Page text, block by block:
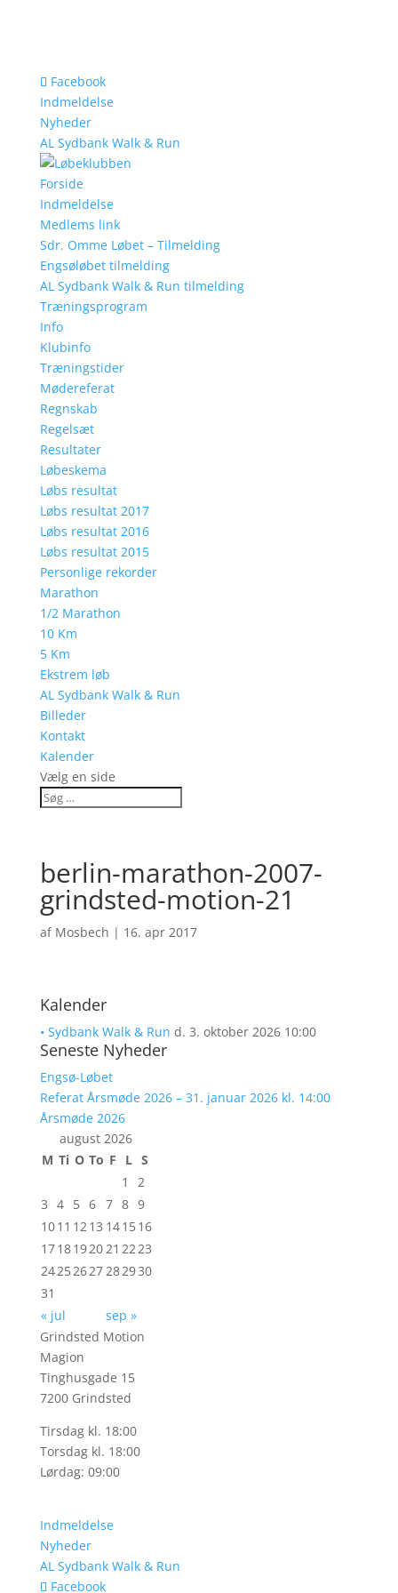
Facebook
Indmeldelse
Nyheder
AL Sydbank Walk & Run
Forside
Indmeldelse
Medlems link
Sdr. Omme Løbet – Tilmelding
Engsøløbet tilmelding
AL Sydbank Walk & Run tilmelding
Træningsprogram
Info
Klubinfo
Træningstider
Mødereferat
Regnskab
Regelsæt
Resultater
Løbeskema
Løbs resultat
Løbs resultat 2017
Løbs resultat 2016
Løbs resultat 2015
Personlige rekorder
Marathon
1/2 Marathon
10 Km
5 Km
Ekstrem løb
AL Sydbank Walk & Run
Billeder
Kontakt
Kalender
Vælg en side
berlin-marathon-2007-
grindsted-motion-21
af Mosbech | 16. apr 2017
Kalender
• Sydbank Walk & Run d. 3. oktober 2026 10:00
Seneste Nyheder
Engsø-Løbet
Referat Årsmøde 2026 – 31. januar 2026 kl. 14:00
Årsmøde 2026
august 2026
M Ti O To F L S
1
2
3 4 5 6 7 8 9
1011 1213 141516
1718192021 2223
24252627282930
31
« jul
sep »
Grindsted Motion
Magion
Tinghusgade 15
7200 Grindsted
Tirsdag kl. 18:00
Torsdag kl. 18:00
Lørdag: 09:00
Indmeldelse
Nyheder
AL Sydbank Walk & Run
Facebook